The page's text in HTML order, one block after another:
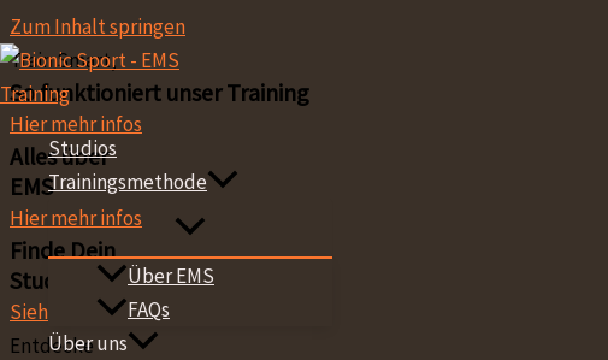
Zum Inhalt springen
Studios
Trainingsmethode
Über EMS
FAQs
Über uns
Train Smart,
So funktioniert unser Training
Hier mehr infos
Alles über
EMS
Hier mehr infos
Finde Dein
Studio
Siehe Standorte
Entdecke